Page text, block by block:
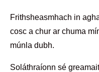
Frithsheasmhach in
cosc ​​a chur ar chuma
múnla dubh.
Soláthraíonn sé